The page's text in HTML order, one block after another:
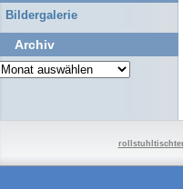
Bildergalerie
Archiv
Archiv